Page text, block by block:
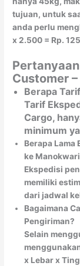
tujuan, untuk
anda perlu
x 2.500 = Rp.
Customer
Berapa
Tarif
Cargo,
minimum
Berapa Lama
ke
Ekspedisi
memiliki
dari jadwal
Bagaimana
Pengiriman?
Selain
x Lebar x